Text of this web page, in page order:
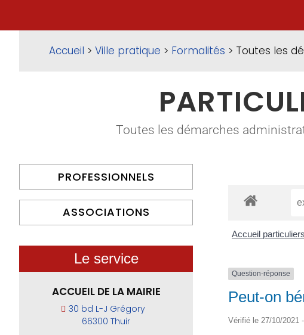
Accueil > Ville pratique > Formalités > Toutes les
Toutes les démarches
PROFESSIONNELS
ASSOCIATIONS
Le service
ACCUEIL DE LA MAIRIE
30 bd L-J Grégory
66300 Thuir
Accueil particuliers
Question-réponse
Peut-on
Vérifié le 27/10/2021